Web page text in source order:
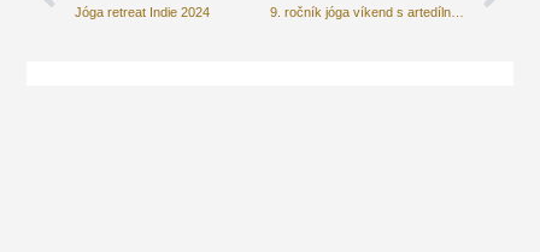
Jóga retreat Indie 2024 9. ročník jóga víkend s artedílnou Strnadovský mlýn